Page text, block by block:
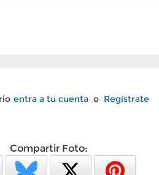
entra a tu cuenta o Regístrate
Compartir Foto: